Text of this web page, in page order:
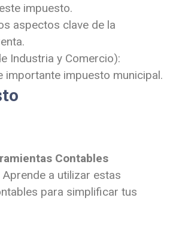
impuesto.
aspectos clave de la
Industria y Comercio):
importante impuesto municipal.
Contables
Aprende a utilizar estas
para simplificar tus